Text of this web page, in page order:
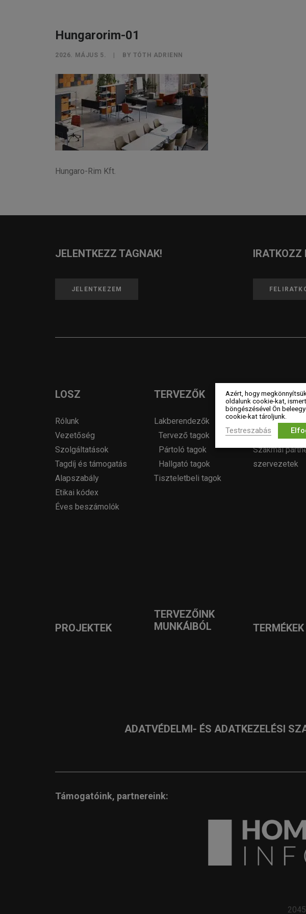
Hungarorim-01
2026. MÁJUS 5. BY TÓTH ADRIENN
Hungaro-Rim Kft.
JELENTKEZZ TAGNAK!
JELENTKEZEM
IRATKOZZ
LOSZ
Rólunk
Vezetőség
Szolgáltatások
Tagdíj és támogatás
Alapszabály
Etikai kódex
Éves beszámolók
TERVEZŐK
Lakberendezők
Tervező tagok
Pártoló tagok
Hallgató tagok
Tiszteletbeli tagok
CÉGEK
Céges tagok
Kiemelt
Szakmai
szervezetek
PROJEKTEK
TERVEZŐINK
MUNKÁIBÓL
TERMÉKEK
ADATVÉDELMI- ÉS ADATKEZELÉSI
Támogatóink, partnereink:
Azért, hogy
oldalunk cookie-kat,
böngészésével Ön
cookie-kat tároljunk.
Testreszabás